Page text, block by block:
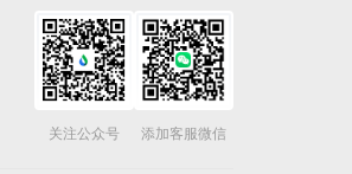
关注公众号 添加客服微信